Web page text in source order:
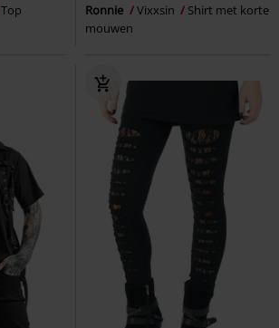
Top Ronnie Vixxsin
Shirt met korte
mouwen